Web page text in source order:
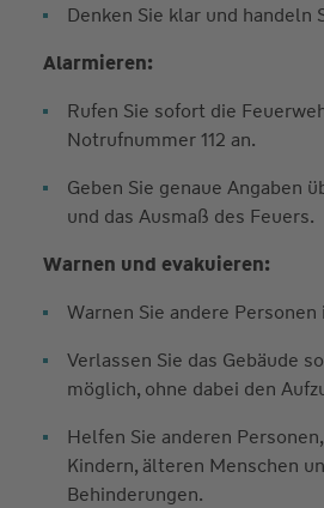
Denken Sie klar und handeln
Alarmieren:
Rufen Sie sofort die
Notrufnummer 112 an.
Geben Sie genaue Angaben
und das Ausmaß des Feuers.
Warnen und evakuieren:
Warnen Sie andere Personen
Verlassen Sie das Gebäude
möglich, ohne dabei den
Helfen Sie anderen
Kindern, älteren Menschen
Behinderungen.